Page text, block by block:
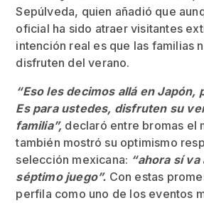
Sepúlveda, quien añadió que
oficial ha sido atraer visitantes
intención real es que las familias
disfruten del verano.
“Eso les decimos allá en Japón,
Es para ustedes, disfruten su
familia”, declaró entre bromas el
también mostró su optimismo
selección mexicana: “ahora sí va
séptimo juego”. Con estas
perfila como uno de los eventos